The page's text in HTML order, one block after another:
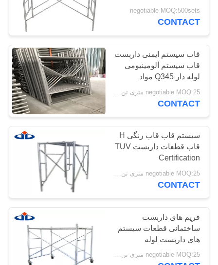
درخواست
نقل
قول
نقشه
سایت
PRIVACY
POLICY
سریع
negotiable MOQ:500sets
CONTACT
قاب سیستم ایمنی داربست
قاب سیستم آلومینیومی
لوله دار Q345 مواد
CONTACT
سیستم قاب قاب رنگی H
قاب قطعات داربست TUV
Certification
negotiable MOQ:25 متری تن / تن متری
CONTACT
فریم های داربست
ساختمانی قطعات سیستم
های داربست لوله
negotiable MOQ:25 متری تن / متریک تن